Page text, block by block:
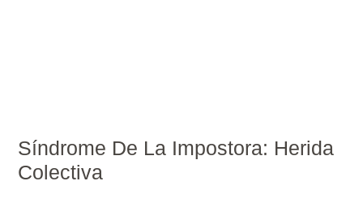
Síndrome De La Impostora: Herida
Colectiva